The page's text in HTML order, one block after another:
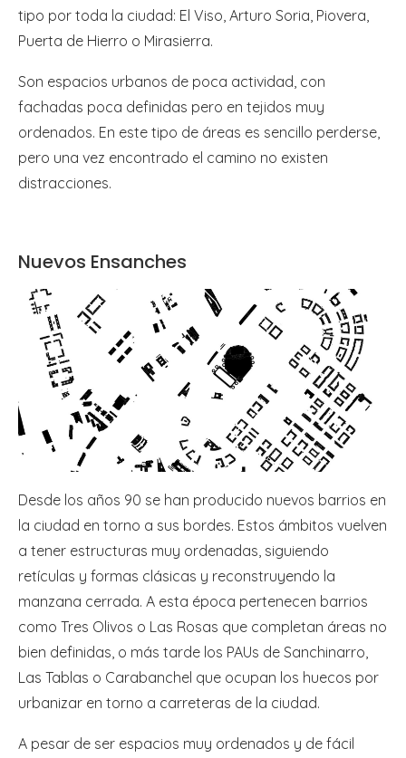
tipo por toda la ciudad: El Viso, Arturo Soria, Piovera,
Puerta de Hierro o Mirasierra.
Son espacios urbanos de poca actividad, con
fachadas poca definidas pero en tejidos muy
ordenados. En este tipo de áreas es sencillo perderse,
pero una vez encontrado el camino no existen
distracciones.
Nuevos Ensanches
Desde los años 90 se han producido nuevos barrios en
la ciudad en torno a sus bordes. Estos ámbitos vuelven
a tener estructuras muy ordenadas, siguiendo
retículas y formas clásicas y reconstruyendo la
manzana cerrada. A esta época pertenecen barrios
como Tres Olivos o Las Rosas que completan áreas no
bien definidas, o más tarde los PAUs de Sanchinarro,
Las Tablas o Carabanchel que ocupan los huecos por
urbanizar en torno a carreteras de la ciudad.
A pesar de ser espacios muy ordenados y de fácil